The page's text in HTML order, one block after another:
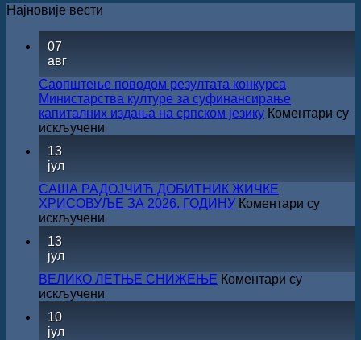
Најновије вести
07
авг
Саопштење поводом резултата конкурса
Министарства културе за суфинансирање
капиталних издања на српском језику Коментари су
искључени
конкурса
Министарства
културе
за
издања
на
српском
13
јул
САША РАДОЈЧИЋ ДОБИТНИК ЖИЧКЕ
ХРИСОВУЉЕ ЗА 2026. ГОДИНУ Коментари су
искључени
ЖИЧКЕ
ХРИСОВУЉЕ
ЗА
13
јул
ВЕЛИКО ЛЕТЊЕ СНИЖЕЊЕ Коментари су
искључени
10
јул